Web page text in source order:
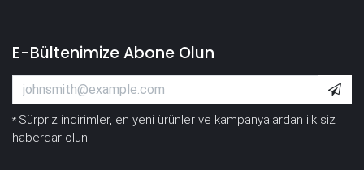
E-Bültenimize Abone Olun
* Sürpriz indirimler, en yeni ürünler ve kampanyalardan ilk siz
haberdar olun.